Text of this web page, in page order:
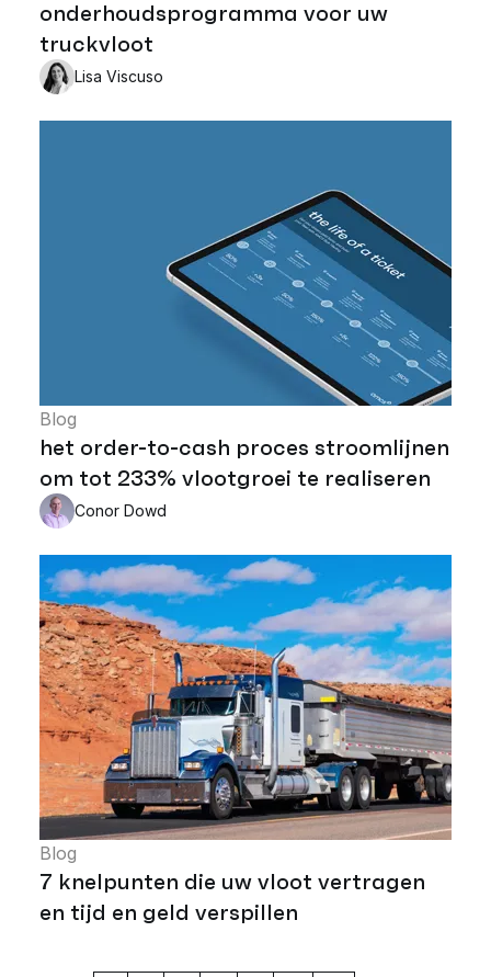
onderhoudsprogramma voor uw
truckvloot
Lisa Viscuso
Blog
het order-to-cash proces stroomlijnen
om tot 233% vlootgroei te realiseren
Conor Dowd
Blog
7 knelpunten die uw vloot vertragen
en tijd en geld verspillen